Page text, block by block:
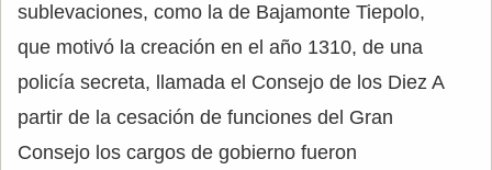
sublevaciones, como la de Bajamonte Tiepolo,
que motivó la creación en el año 1310, de una
policía secreta, llamada el Consejo de los Diez A
partir de la cesación de funciones del Gran
Consejo los cargos de gobierno fueron